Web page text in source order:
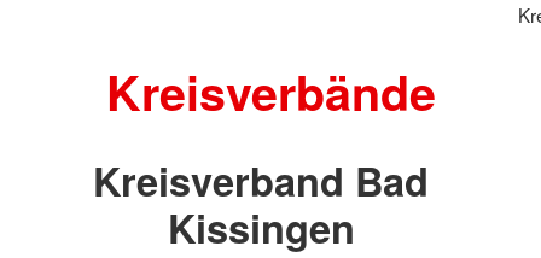
Kreisverbände
Kreisverband Bad
Kissingen